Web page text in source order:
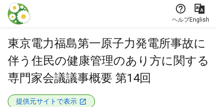
本文に飛ぶ
ヘルプEnglish
東京電力福島第一原子力発電所事故に
伴う住民の健康管理のあり方に関する
専門家会議議事概要 第14回
提供元サイトで表示